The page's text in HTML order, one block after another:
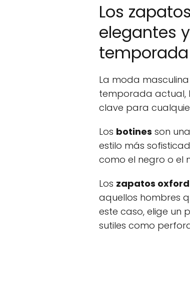
Los
elegantes
temporada
La moda
temporada actual,
clave para
Los botines son
estilo más
como el negro o el
Los zapatos oxford
aquellos hombres
este caso, elige un
sutiles como